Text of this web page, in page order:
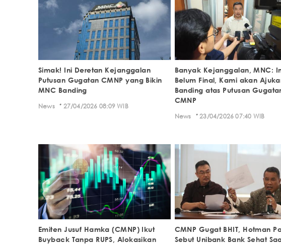
Simak! Ini Deretan Kejanggalan
Putusan Gugatan CMNP yang Bikin
MNC Banding
News · 27/04/2026 08:09 WIB
Banyak Kejanggalan, MNC:
Belum Final, Kami akan
Banding atas Putusan
CMNP
News · 23/04/2026 07:40 WIB
Emiten Jusuf Hamka (CMNP) Ikut
Buyback Tanpa RUPS, Alokasikan
CMNP Gugat BHIT, Hotman
Sebut Unibank Bank Sehat